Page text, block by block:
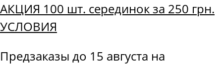
АКЦИЯ 100 шт. серединок за 250 грн.
УСЛОВИЯ
Предзаказы до 15 августа на